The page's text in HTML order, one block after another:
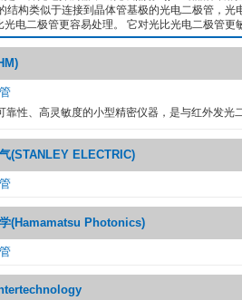
结构类似于连接到晶体管基极的光电二极管，光
光电二极管更容易处理。 它对光比光电二极管更
靠性、高灵敏度的小型精密仪器，是与红外发光
(STANLEY ELECTRIC)
(Hamamatsu Photonics)